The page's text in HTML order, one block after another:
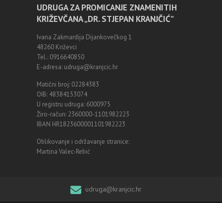
UDRUGA ZA PROMICANJE ZNAMENITIH
KRIŽEVČANA „DR. STJEPAN KRANJČIĆ”
Ivana Zakmardija Dijankovečkog 1
48260 Križevci
Tel.: 0916640850
E-adresa: udruga@kranjcic.hr
Matični broj: 02284383
OIB: 48384153074
U registru udruga: 6000975
Žiro-račun: 2360000-1101982223
IBAN HR1823600001101982223
Oblikovanje i održavanje stranice:
Martina Valec-Rebić
udruga@kranjcic.hr